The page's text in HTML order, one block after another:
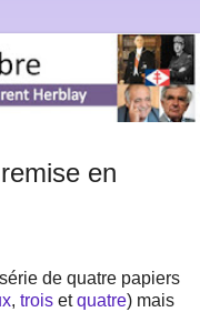
en
de quatre papiers
, trois etquatre) mais